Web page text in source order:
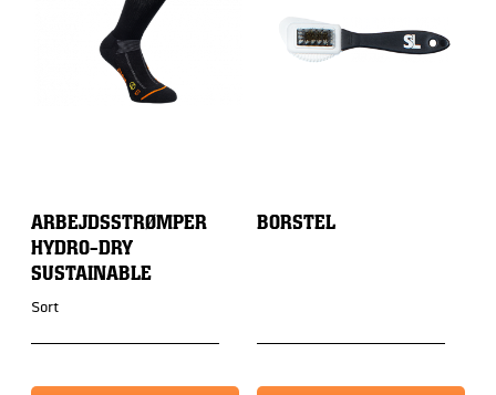
ARBEJDSSTRØMPER
HYDRO-DRY
SUSTAINABLE
Sort
BORSTEL